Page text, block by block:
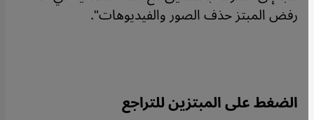
رفض المبتز حذف الصور والفيديوهات".
الضغط على المبتزين للتراجع